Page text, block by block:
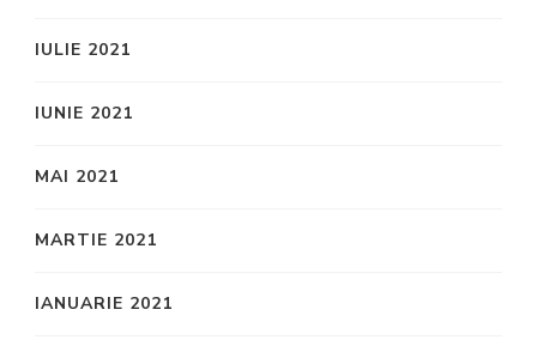
IULIE 2021
IUNIE 2021
MAI 2021
MARTIE 2021
IANUARIE 2021